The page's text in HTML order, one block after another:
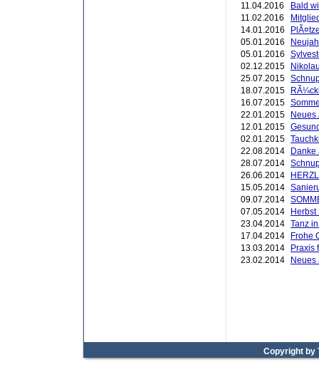
11.04.2016
Bald
11.02.2016
14.01.2016
05.01.2016
05.01.2016
02.12.2015
25.07.2015
18.07.2015
16.07.2015
22.01.2015
12.01.2015
02.01.2015
22.08.2014
Danke
28.07.2014
26.06.2014
15.05.2014
09.07.2014
07.05.2014
23.04.2014 Tanz
17.04.2014
Frohe
13.03.2014
Praxis
23.02.2014
Neues
Copyright by